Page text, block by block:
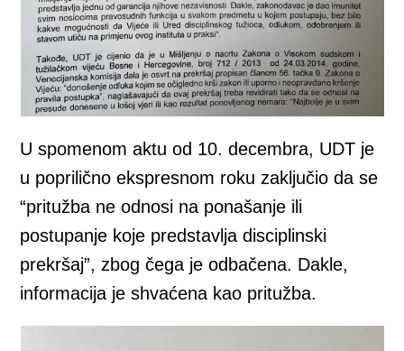
U spomenom aktu od 10. decembra, UDT je
u poprilično ekspresnom roku zaključio da se
“pritužba ne odnosi na ponašanje ili
postupanje koje predstavlja disciplinski
prekršaj”, zbog čega je odbačena. Dakle,
informacija je shvaćena kao pritužba.